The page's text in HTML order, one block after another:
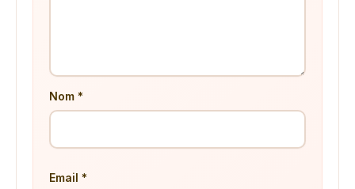
Nom *
Email *